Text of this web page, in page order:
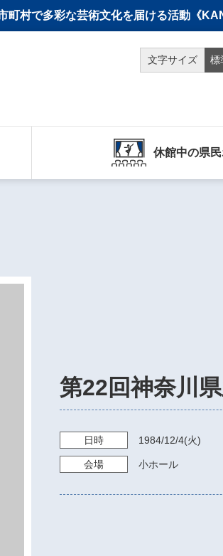
村で多彩な芸術文化を届ける活動《
文字サイズ 標
休館中の県
第22回神奈川
日時 1984/12/4(火)
会場 小ホール